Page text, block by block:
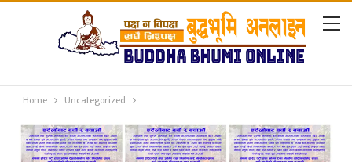
Home Uncategorized